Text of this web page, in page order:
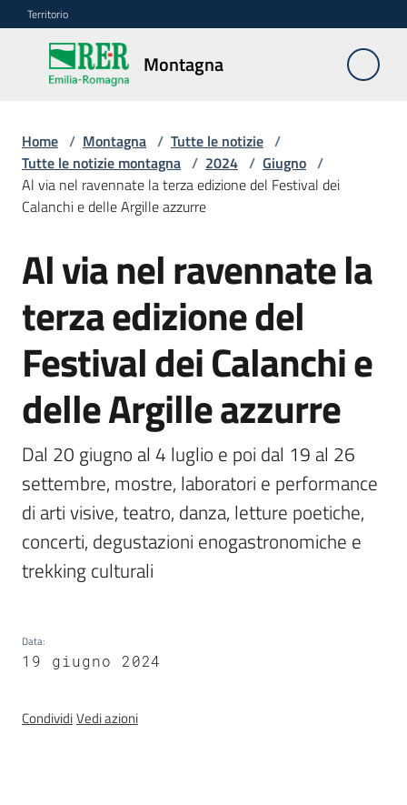
Vai al contenuto
Vai alla navigazione
Vai al footer
Territorio
Montagna
Montagna
Vivere
e
lavorare
Infrastrutture
sicurezza
del
territorio
Programmi
e
risorse
Seguici
su
Home / Montagna / Tutte le notizie /
Tutte le notizie montagna / 2024 / Giugno /
Al via nel ravennate la terza edizione del Festival dei
Calanchi e delle Argille azzurre
Salta al contenuto
Al via nel ravennate la
terza edizione del
Festival dei Calanchi e
delle Argille azzurre
Dal 20 giugno al 4 luglio e poi dal 19 al 26
settembre, mostre, laboratori e performance
di arti visive, teatro, danza, letture poetiche,
concerti, degustazioni enogastronomiche e
Data:
19 giugno 2024
CondividiVedi azioni